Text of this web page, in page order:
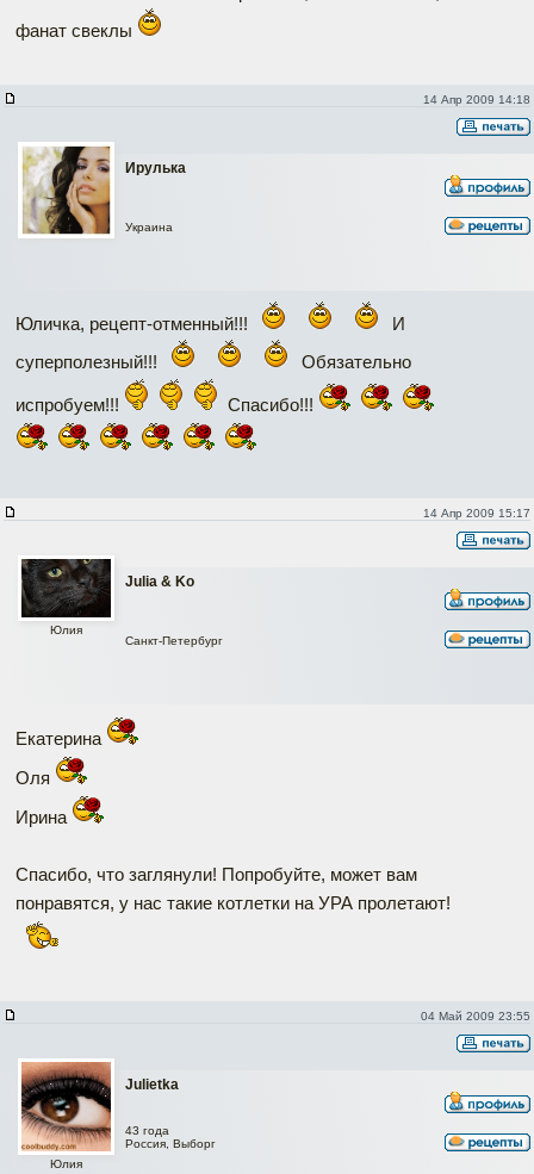
фанат свеклы
14 Апр 2009 14:18
Ирулька
Украина
Юличка, рецепт-отменный!!!
И
суперполезный!!!
Обязательно
испробуем!!! Спасибо!!!
14 Апр 2009 15:17
Julia & Ko
Юлия
Санкт-Петербург
Екатерина
Оля
Ирина
Спасибо, что заглянули! Попробуйте, может вам
понравятся, у нас такие котлетки на УРА пролетают!
04 Май 2009 23:55
Julietka
Юлия
43 года
Россия, Выборг